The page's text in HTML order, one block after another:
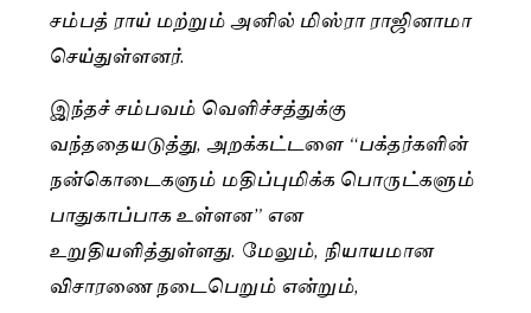
சம்பத் ராய் மற்றும் அனில் மிஸ்ரா ராஜினாமா
செய்துள்ளனர்.
இந்தச் சம்பவம் வெளிச்சத்துக்கு
வந்ததையடுத்து, அறக்கட்டளை “பக்தர்களின்
நன்கொடைகளும் மதிப்புமிக்க பொருட்களும்
பாதுகாப்பாக உள்ளன” என
உறுதியளித்துள்ளது. மேலும், நியாயமான
விசாரணை நடைபெறும் என்றும்,